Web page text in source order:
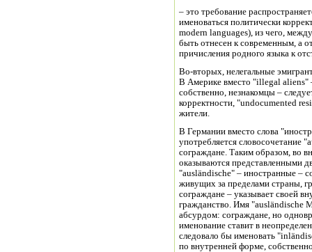
– это требование
именоваться политически
modern languages), из чего,
быть отнесен к современным, а
причисления родного языка к
Во-вторых, нелегальные
В Америке вместо "illegal aliens"
собственно, незнакомцы –
корректности, "undocumented
жители.
В Германии вместо слова
употребляется словосочетание
сограждане. Таким образом, во
оказываются представленными
"ausländischе" – иностранные –
живущих за пределами страны,
сограждане – указывает своей
гражданство. Имя "ausländische
абсурдом: сограждане, но
именование ставит в
следовало бы именовать
по внутренней форме,